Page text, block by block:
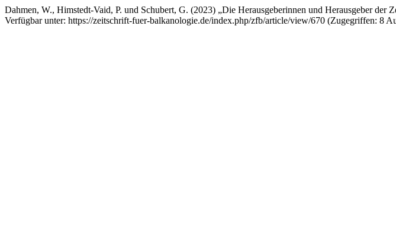
Dahmen, W., Himstedt-Vaid, P. und Schubert, G. (2023) „Die Herausgeberinnen und Herausgeber
Verfügbar unter: https://zeitschrift-fuer-balkanologie.de/index.php/zfb/article/view/670 (Zugegriffen: 8